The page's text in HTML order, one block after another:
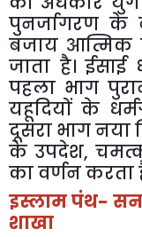
पुनर्जागरण के
बजाय आत्मिक
जाता है। ईसाई
पहला भाग
यहूदियों के
दूसरा भाग नया
के उपदेश,
का वर्णन करता
इस्लाम पंथ-
शाखा